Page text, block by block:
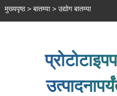
मुख्यपृष्ठ > बातम्या> उद्योग बातम्या